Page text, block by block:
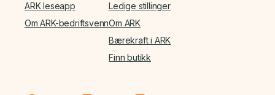
ARK leseapp
Om ARK-bedriftsvenn
Ledige stillinger
Om ARK
Bærekraft i ARK
Finn butikk